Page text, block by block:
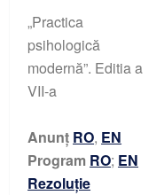
„Practica
psihologică
modernă”. Editia a
VII-a
Anunț RO, EN
Program RO; EN
Rezoluție